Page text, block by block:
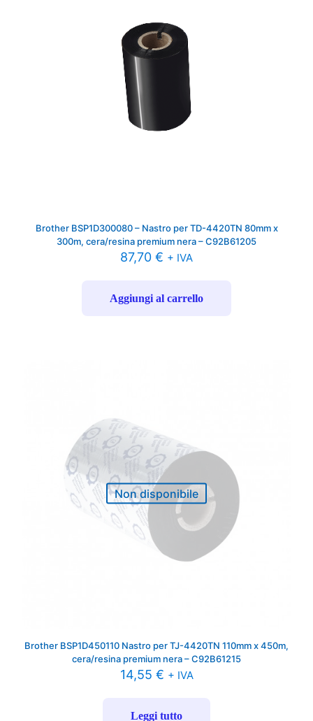
Brother BSP1D300080 – Nastro per TD-4420TN 80mm x
300m, cera/resina premium nera – C92B61205
87,70 € + IVA
Aggiungi al carrello
Non disponibile
Brother BSP1D450110 Nastro per TJ-4420TN 110mm x 450m,
cera/resina premium nera – C92B61215
14,55 € + IVA
Leggi tutto